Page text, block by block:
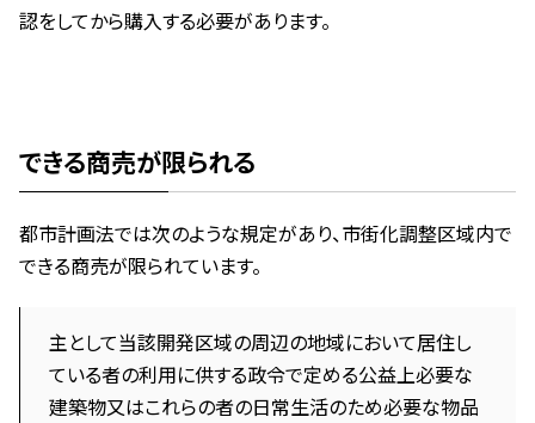
認をしてから購入する必要があります。
できる商売が限られる
都市計画法では次のような規定があり、市街化調整区域内で
できる商売が限られています。
主として当該開発区域の周辺の地域において居住し
ている者の利用に供する政令で定める公益上必要な
建築物又はこれらの者の日常生活のため必要な物品